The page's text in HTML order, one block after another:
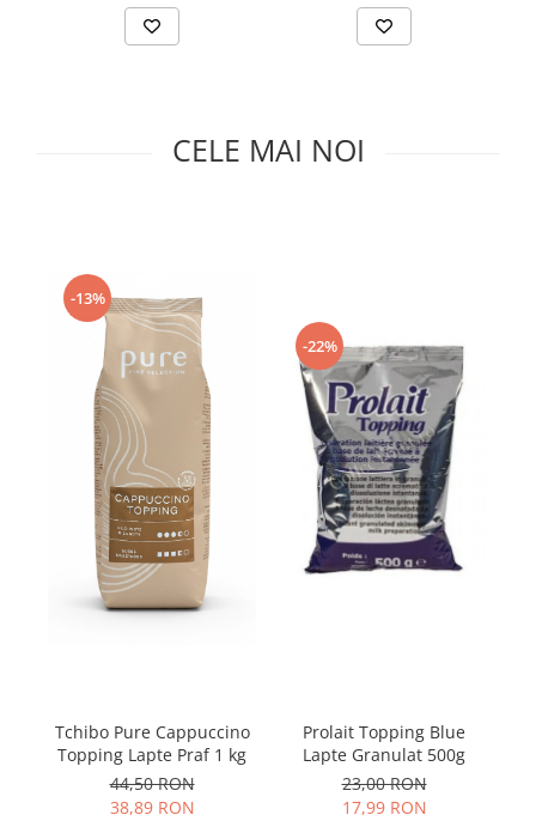
Capsule de Cafea
Cafea macinata
CELE MAI NOI
-13%
Tchibo Pure Cappuccino
Topping Lapte Praf 1 kg
44,50 RON
38,89 RON
-22%
Prolait Topping Blue
Lapte Granulat 500g
23,00 RON
17,99 RON